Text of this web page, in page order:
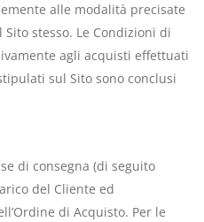
alle modalità precisate
stesso. Le Condizioni di
agli acquisti effettuati
sul Sito sono conclusi
di consegna (di seguito
del Cliente ed
di Acquisto. Per le